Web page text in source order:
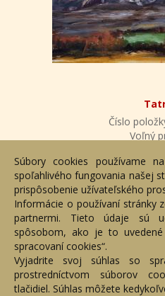
Číslo
Voľný
Cena:
Súbory cookies používame
spoľahlivého fungovania našej
prispôsobenie užívateľského
Informácie o používaní stránky
partnermi. Tieto údaje sú
spôsobom, ako je to
spracovaní cookies“.
Vyjadrite svoj súhlas so
prostredníctvom súborov
tlačidiel. Súhlas môžete